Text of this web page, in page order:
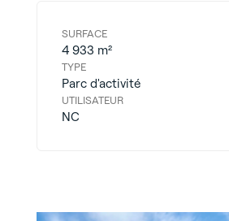
SURFACE
4 933 m²
TYPE
Parc d'activité
UTILISATEUR
NC